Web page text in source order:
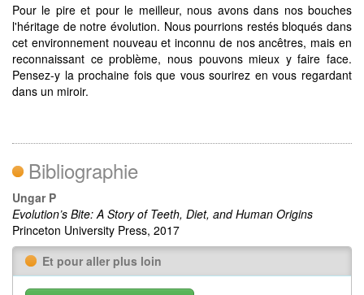
Pour le pire et pour le meilleur, nous avons dans nos bouches
l'héritage de notre évolution. Nous pourrions restés bloqués dans
cet environnement nouveau et inconnu de nos ancêtres, mais en
reconnaissant ce problème, nous pouvons mieux y faire face.
Pensez-y la prochaine fois que vous sourirez en vous regardant
dans un miroir.
Bibliographie
Ungar P
Evolution’s Bite: A Story of Teeth, Diet, and Human Origins
Princeton University Press, 2017
Et pour aller plus loin